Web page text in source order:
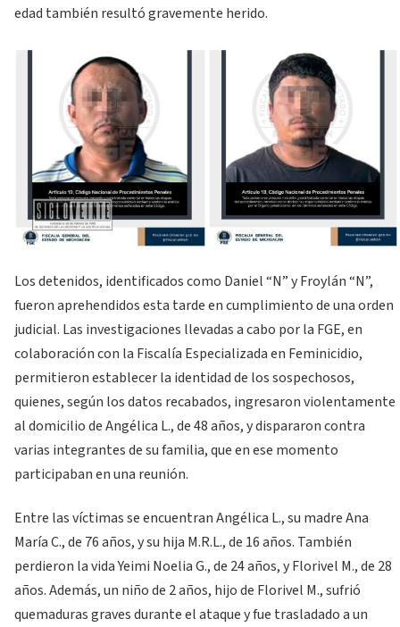
edad también resultó gravemente herido.
Los detenidos, identificados como Daniel “N” y Froylán “N”,
fueron aprehendidos esta tarde en cumplimiento de una orden
judicial. Las investigaciones llevadas a cabo por la FGE, en
colaboración con la Fiscalía Especializada en Feminicidio,
permitieron establecer la identidad de los sospechosos,
quienes, según los datos recabados, ingresaron violentamente
al domicilio de Angélica L., de 48 años, y dispararon contra
varias integrantes de su familia, que en ese momento
participaban en una reunión.
Entre las víctimas se encuentran Angélica L., su madre Ana
María C., de 76 años, y su hija M.R.L., de 16 años. También
perdieron la vida Yeimi Noelia G., de 24 años, y Florivel M., de 28
años. Además, un niño de 2 años, hijo de Florivel M., sufrió
quemaduras graves durante el ataque y fue trasladado a un